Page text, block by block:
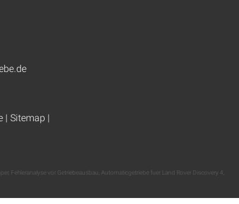
| Sitemap |
, Fehleranalyse vor Getriebeausbau Automaticgetriebe fuer Land Rover Discovery 4